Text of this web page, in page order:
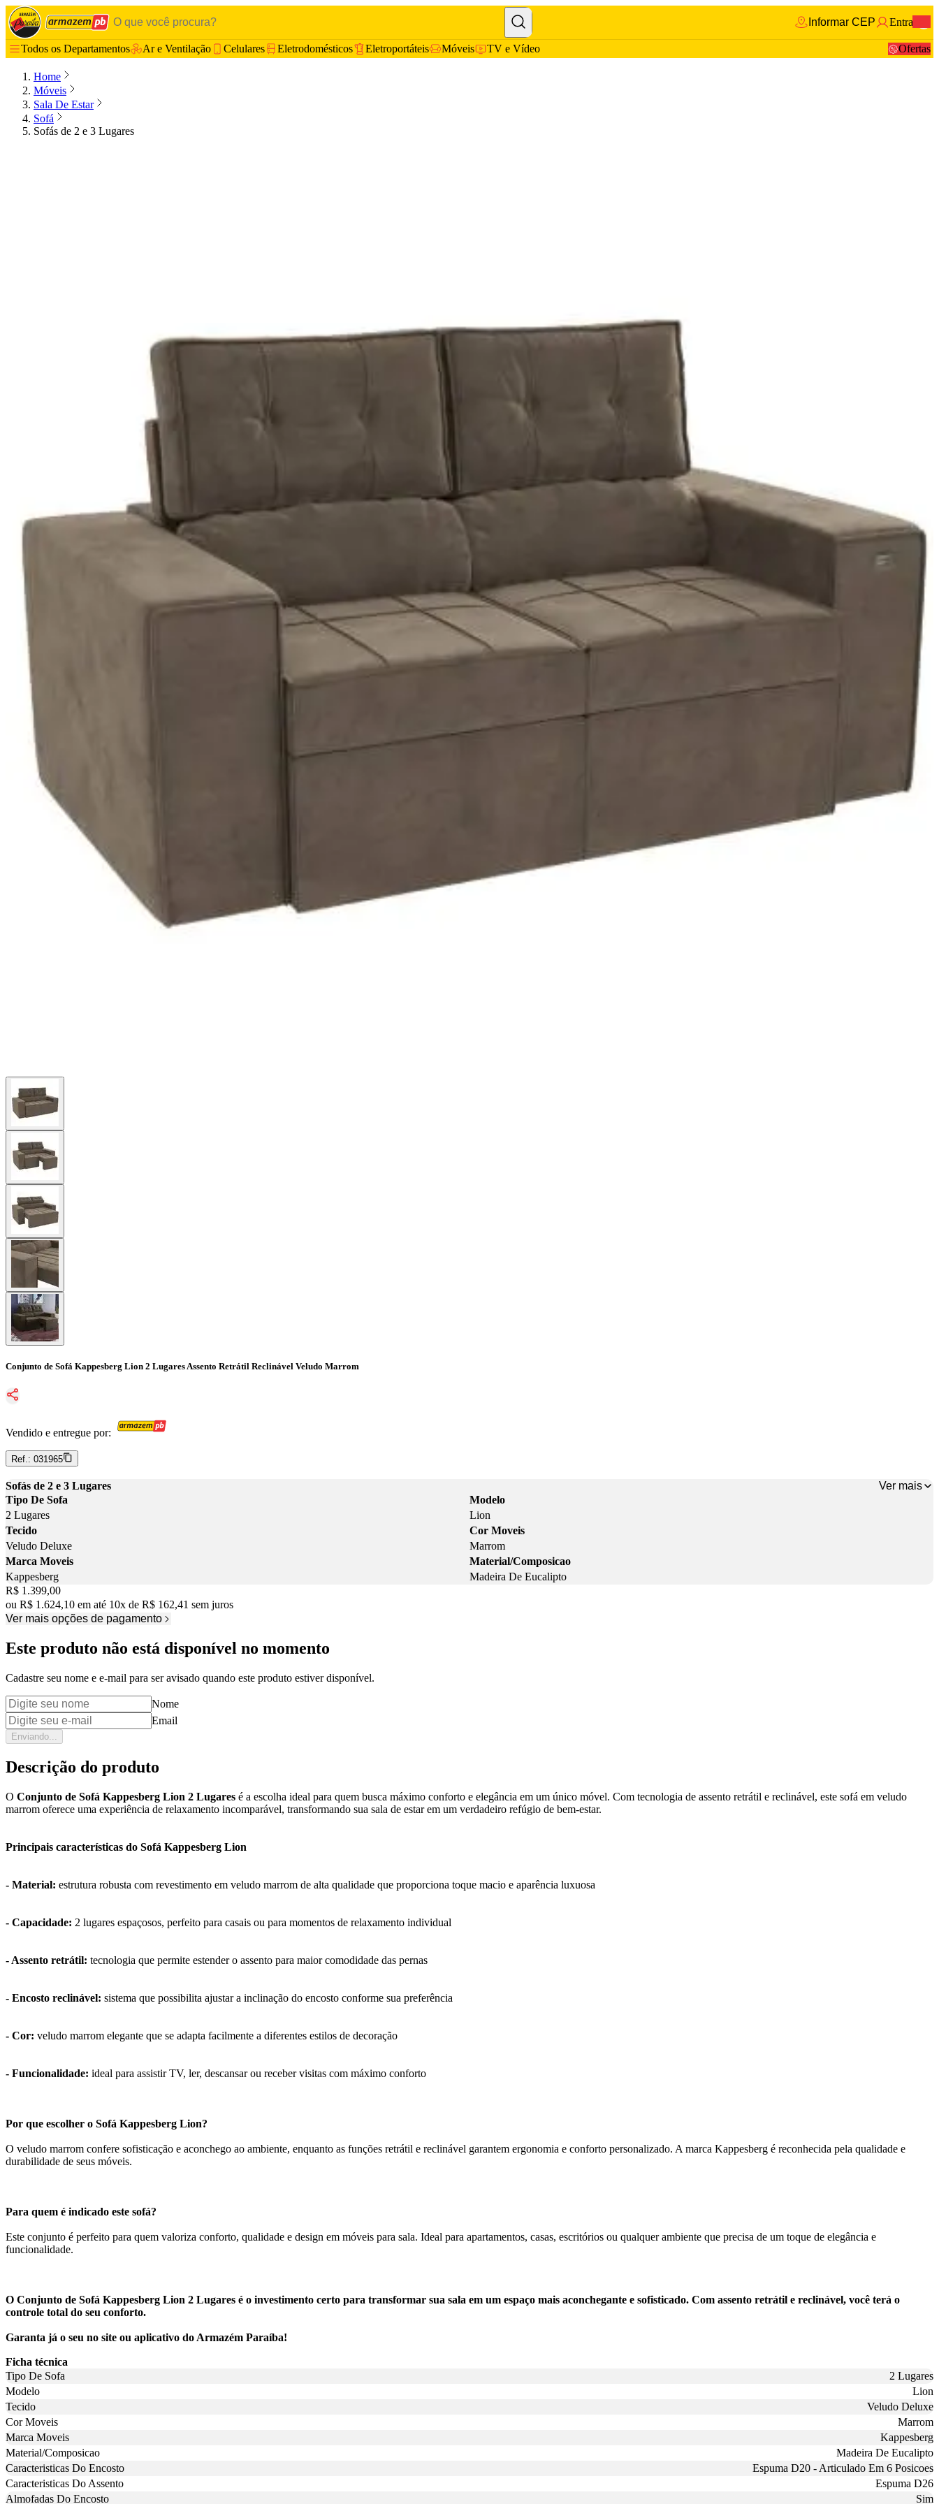
Informar CEP Entrar
Todos os Departamentos Ar e Ventilação Celulares Eletrodomésticos Eletroportáteis Móveis TV e Vídeo Ofertas
Home
Móveis
Sala De Estar
Sofá
Sofás de 2 e 3 Lugares
Conjunto de Sofá Kappesberg Lion 2 Lugares Assento Retrátil Reclinável Veludo Marrom
Vendido e entregue por:
Ref.: 031965
Sofás de 2 e 3 Lugares
Ver mais
Tipo De Sofa
2 Lugares
Modelo
Lion
Tecido
Veludo Deluxe
Cor Moveis
Marrom
Marca Moveis
Kappesberg
Material/Composicao
Madeira De Eucalipto
Price:
R$ 1.399,00
ou R$ 1.624,10 em até 10x de R$ 162,41 sem juros
Ver mais opções de pagamento
Este produto não está disponível no momento
Cadastre seu nome e e-mail para ser avisado quando este produto estiver disponível.
Nome
Email
Enviando...
Descrição do produto
O Conjunto de Sofá Kappesberg Lion 2 Lugares é a escolha ideal para quem busca máximo conforto e elegância em um único móvel. Com tecnologia de assento retrátil e reclinável, este sofá em veludo
marrom oferece uma experiência de relaxamento incomparável, transformando sua sala de estar em um verdadeiro refúgio de bem-estar.
Principais características do Sofá Kappesberg Lion
- Material: estrutura robusta com revestimento em veludo marrom de alta qualidade que proporciona toque macio e aparência luxuosa
- Capacidade: 2 lugares espaçosos, perfeito para casais ou para momentos de relaxamento individual
- Assento retrátil: tecnologia que permite estender o assento para maior comodidade das pernas
- Encosto reclinável: sistema que possibilita ajustar a inclinação do encosto conforme sua preferência
- Cor: veludo marrom elegante que se adapta facilmente a diferentes estilos de decoração
- Funcionalidade: ideal para assistir TV, ler, descansar ou receber visitas com máximo conforto
Por que escolher o Sofá Kappesberg Lion?
O veludo marrom confere sofisticação e aconchego ao ambiente, enquanto as funções retrátil e reclinável garantem ergonomia e conforto personalizado. A marca Kappesberg é reconhecida pela qualidade e
durabilidade de seus móveis.
Para quem é indicado este sofá?
Este conjunto é perfeito para quem valoriza conforto, qualidade e design em móveis para sala. Ideal para apartamentos, casas, escritórios ou qualquer ambiente que precisa de um toque de elegância e
funcionalidade.
O Conjunto de Sofá Kappesberg Lion 2 Lugares é o investimento certo para transformar sua sala em um espaço mais aconchegante e sofisticado. Com assento retrátil e reclinável, você terá o
controle total do seu conforto.
Garanta já o seu no site ou aplicativo do Armazém Paraíba!
Ficha técnica
Tipo De Sofa
2 Lugares
Modelo
Lion
Tecido
Veludo Deluxe
Cor Moveis
Marrom
Marca Moveis
Kappesberg
Material/Composicao
Madeira De Eucalipto
Caracteristicas Do Encosto
Espuma D20 - Articulado Em 6 Posicoes
Caracteristicas Do Assento
Espuma D26
Almofadas Do Encosto
Sim